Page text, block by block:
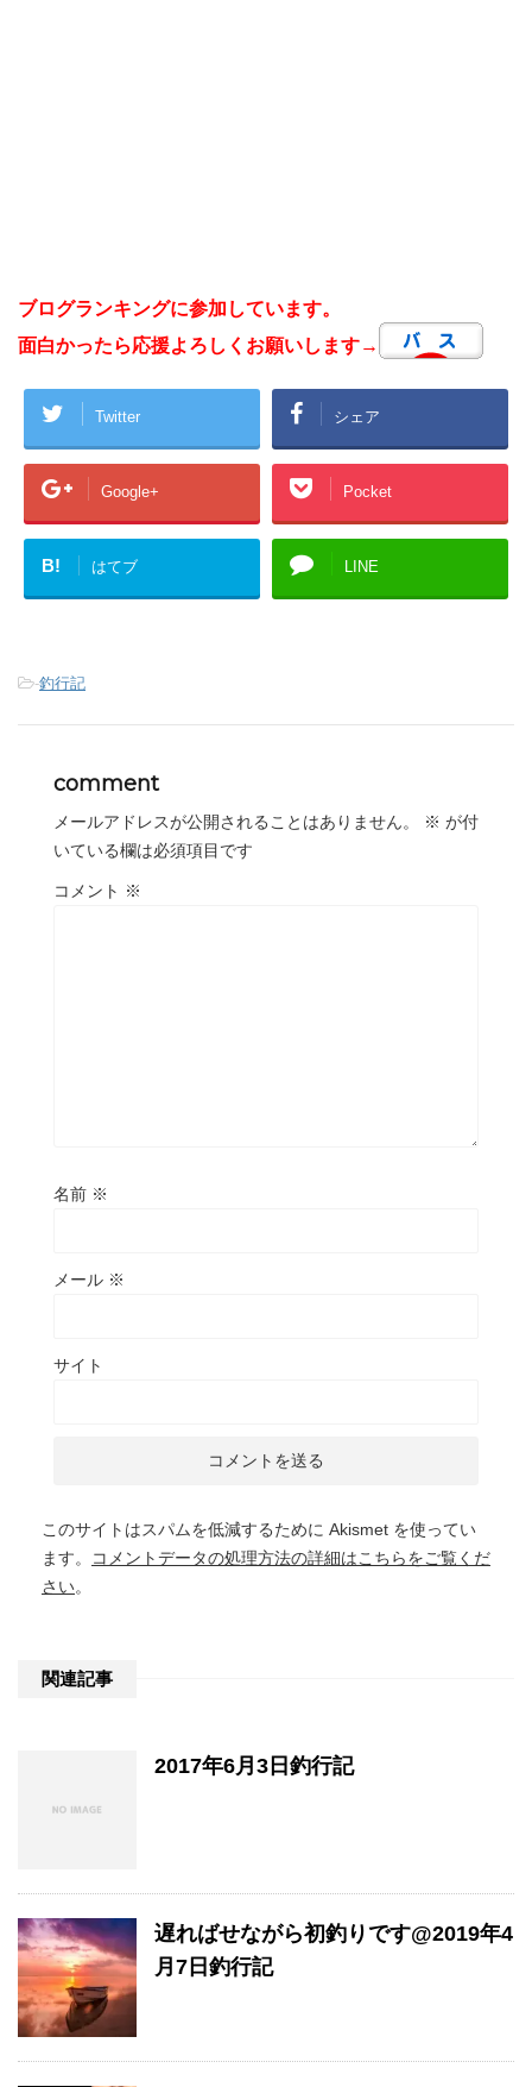
ブログランキングに参加しています。
面白かったら応援よろしくお願いします→
Twitter シェア
Google+ Pocket
B! はてブ LINE
-釣行記
comment
メールアドレスが公開されることはありません。 ※ が付
いている欄は必須項目です
コメント ※
名前 ※
メール ※
サイト
このサイトはスパムを低減するために Akismet を使ってい
ます。
コメントデータの処理方法の詳細はこちらをご覧くだ
さい。
関連記事
2017年6月3日釣行記
遅ればせながら初釣りです@2019年4
月7日釣行記